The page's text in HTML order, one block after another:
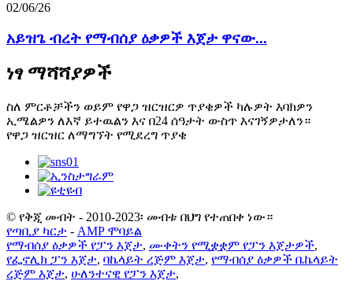
02/06/26
አይዝጌ ብረት የማብሰያ ዕቃዎች እጀታ ዋናው...
ነፃ ማሻሻያዎች
ስለ ምርቶቻችን ወይም የዋጋ ዝርዝርዎ ጥያቄዎች ካሉዎት እባክዎን
ኢሜልዎን ለእኛ ይተዉልን እና በ24 ሰዓታት ውስጥ እናገኝዎታለን።
የዋጋ ዝርዝር ለማግኘት የሚደረግ ጥያቄ
© የቅጂ መብት - 2010-2023፡ መብቱ በህግ የተጠበቀ ነው።
የጣቢያ ካርታ - AMP ሞባይል
የማብሰያ ዕቃዎች የፓን እጀታ, ሙቀትን የሚቋቋም የፓን እጀታዎች,
የፌኖሊክ ፓን እጀታ, ባኬላይት ረጅም እጀታ, የማብሰያ ዕቃዎች ቤኬላይት
ረጅም እጀታ, ሁለንተናዊ የፓን እጀታ,